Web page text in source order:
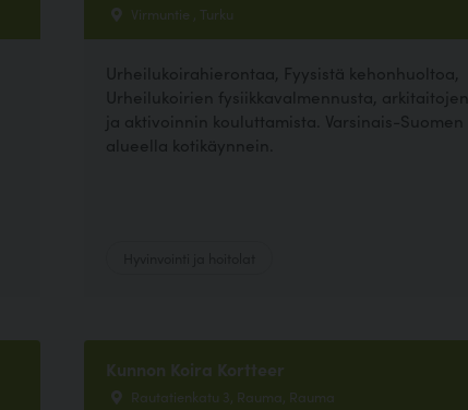
Virmuntie , Turku
Urheilukoirahierontaa, Fyysistä kehonhuoltoa,
Urheilukoirien fysiikkavalmennusta, arkitaitojen
ja aktivoinnin kouluttamista. Varsinais-Suomen
alueella kotikäynnein.
Kunnon Koira Kortteer
Rautatienkatu 3, Rauma, Rauma